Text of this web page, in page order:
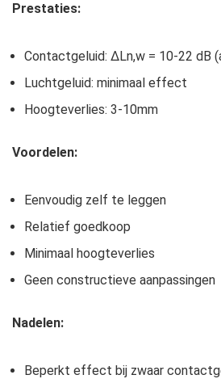
Prestaties:
Contactgeluid: ΔLn,w = 10-22 dB
Luchtgeluid: minimaal effect
Hoogteverlies: 3-10mm
Voordelen:
Eenvoudig zelf te leggen
Relatief goedkoop
Minimaal hoogteverlies
Geen constructieve aanpassingen
Nadelen:
Beperkt effect bij zwaar